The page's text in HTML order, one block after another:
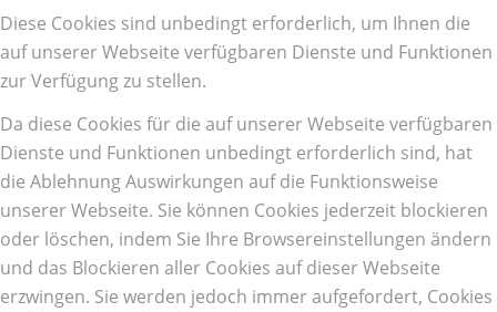
Diese Cookies sind unbedingt erforderlich, um Ihnen die
auf unserer Webseite verfügbaren Dienste und Funktionen
zur Verfügung zu stellen.
Da diese Cookies für die auf unserer Webseite verfügbaren
Dienste und Funktionen unbedingt erforderlich sind, hat
die Ablehnung Auswirkungen auf die Funktionsweise
unserer Webseite. Sie können Cookies jederzeit blockieren
oder löschen, indem Sie Ihre Browsereinstellungen ändern
und das Blockieren aller Cookies auf dieser Webseite
erzwingen. Sie werden jedoch immer aufgefordert, Cookies